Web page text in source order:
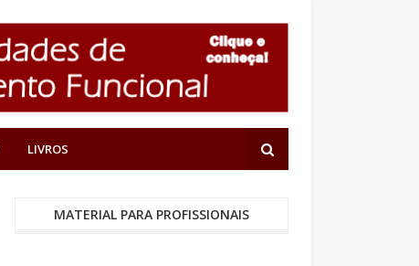
LIVROS
MATERIAL PARA PROFISSIONAIS